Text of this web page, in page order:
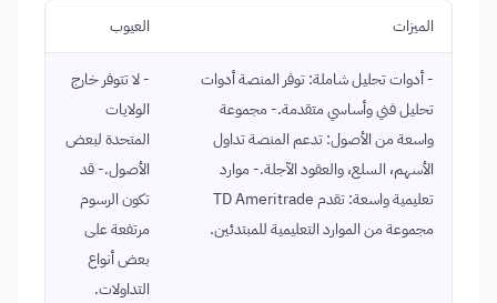
الميزات العيوب
- أدوات تحليل شاملة: توفر المنصة أدوات
تحليل فني وأساسي متقدمة.- مجموعة
واسعة من الأصول: تدعم المنصة تداول
الأسهم، السلع، والعقود الآجلة.- موارد
تعليمية واسعة: تقدم TD Ameritrade
مجموعة من الموارد التعليمية للمبتدئين.
- لا تتوفر خارج
الولايات
المتحدة لبعض
الأصول.- قد
تكون الرسوم
مرتفعة على
بعض أنواع
التداولات.